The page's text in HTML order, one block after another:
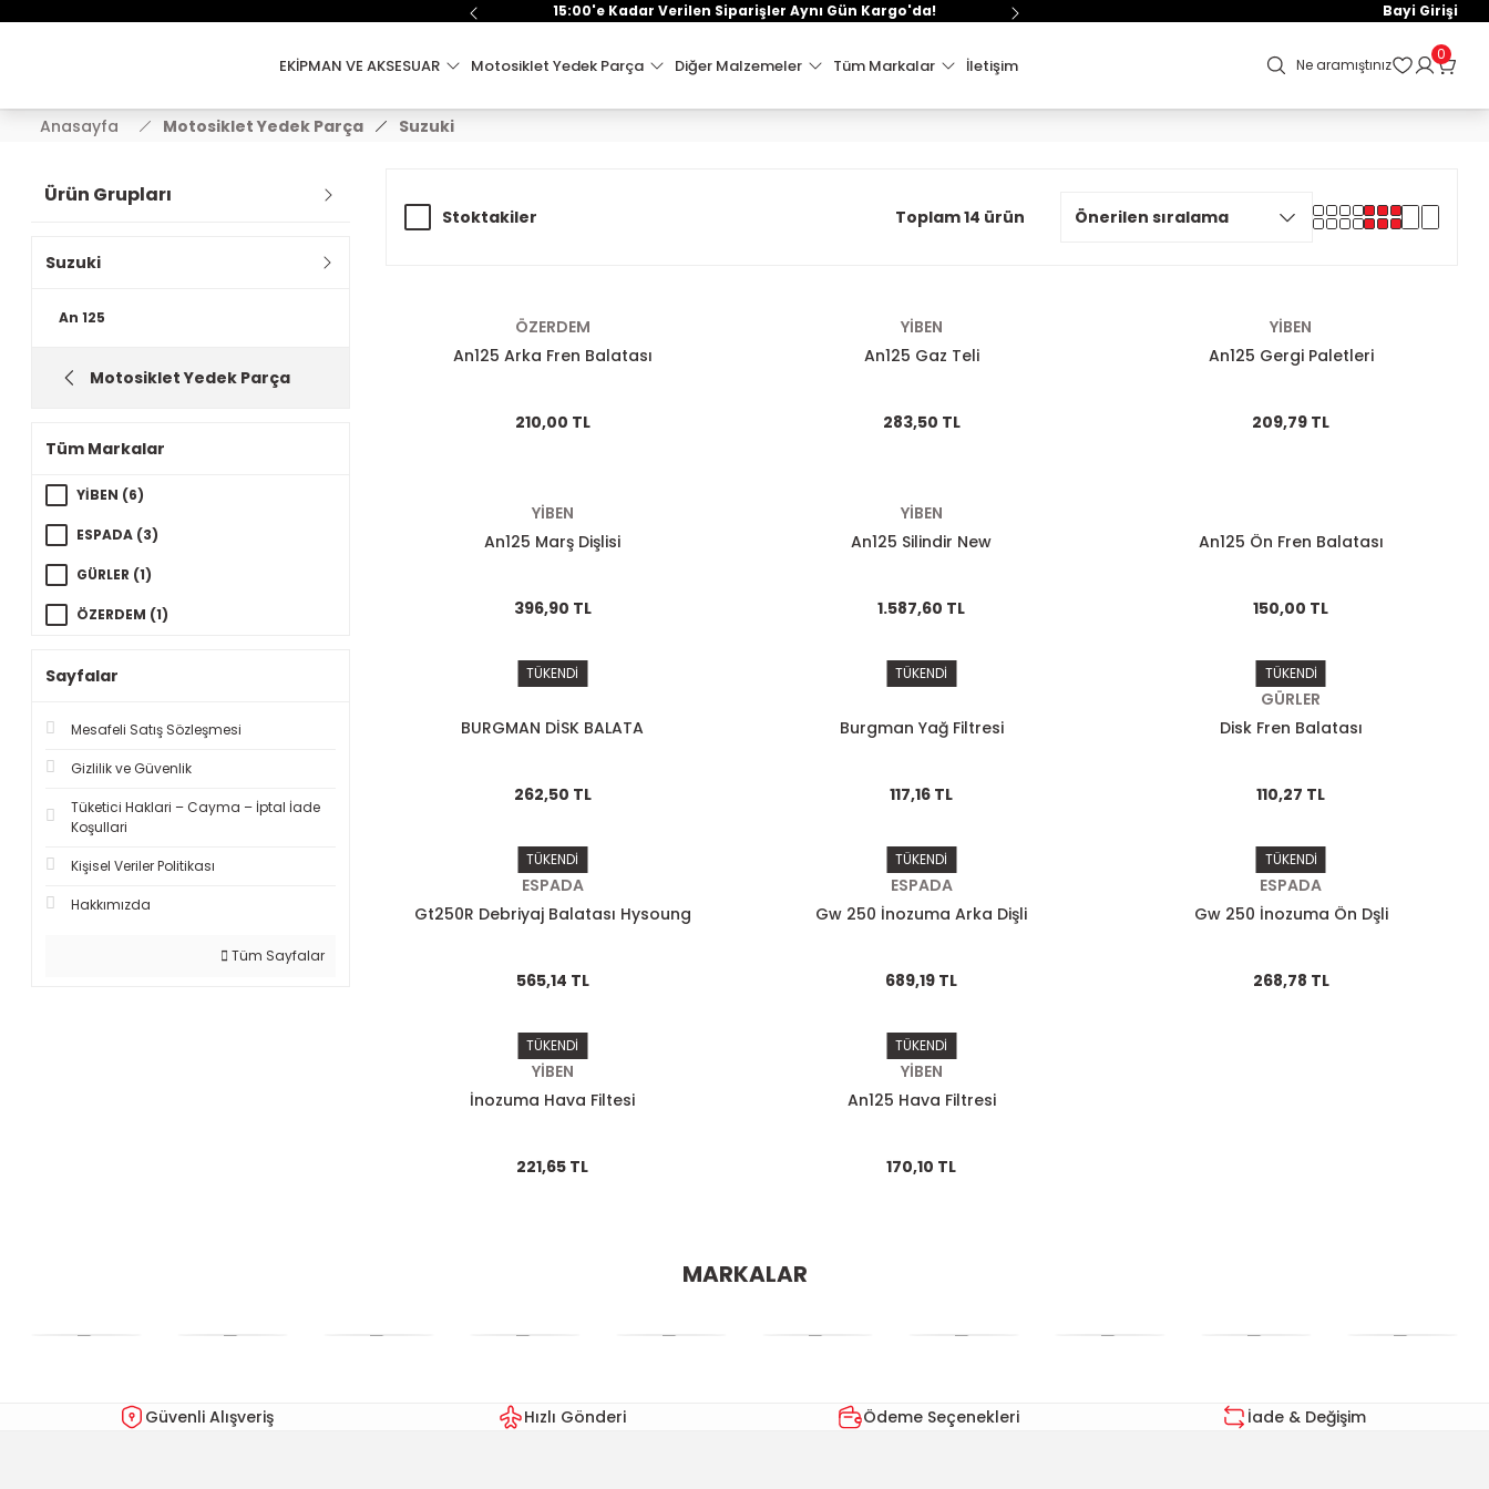
15:00'e Kadar Verilen Siparişler Aynı Gün Kargo'da! Bayi Girişi
EKİPMAN VE AKSESUAR Motosiklet Yedek Parça Diğer Malzemeler Tüm Markalar İletişim Ne aramıştınız
0
Anasayfa Motosiklet Yedek Parça Suzuki
Ürün Grupları
Suzuki
An 125
Motosiklet Yedek Parça
Tüm Markalar
YİBEN (6)
ESPADA (3)
GÜRLER (1)
ÖZERDEM (1)
Sayfalar
Mesafeli Satış Sözleşmesi
Gizlilik ve Güvenlik
Tüketici Haklari – Cayma – İptal İade
Koşullari
Kişisel Veriler Politikası
Hakkımızda
Tüm Sayfalar
Stoktakiler Toplam 14 ürün
ÖZERDEM
An125 Arka Fren Balatası
210,00 TL
YİBEN
An125 Gaz Teli
283,50 TL
YİBEN
An125 Gergi Paletleri
209,79 TL
YİBEN
An125 Marş Dişlisi
396,90 TL
YİBEN
An125 Silindir New
1.587,60 TL
An125 Ön Fren Balatası
150,00 TL
TÜKENDİ
BURGMAN DİSK BALATA
262,50 TL
TÜKENDİ
Burgman Yağ Filtresi
117,16 TL
TÜKENDİ
GÜRLER
Disk Fren Balatası
110,27 TL
TÜKENDİ
ESPADA
Gt250R Debriyaj Balatası Hysoung
565,14 TL
TÜKENDİ
ESPADA
Gw 250 İnozuma Arka Dişli
689,19 TL
TÜKENDİ
ESPADA
Gw 250 İnozuma Ön Dşli
268,78 TL
TÜKENDİ
YİBEN
İnozuma Hava Filtesi
221,65 TL
TÜKENDİ
YİBEN
An125 Hava Filtresi
170,10 TL
MARKALAR
Güvenli Alışveriş Hızlı Gönderi Ödeme Seçenekleri İade & Değişim